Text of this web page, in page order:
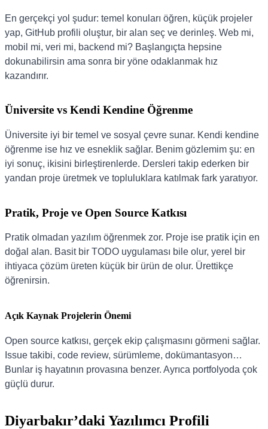
En gerçekçi yol şudur: temel konuları öğren, küçük projeler
yap, GitHub profili oluştur, bir alan seç ve derinleş. Web mi,
mobil mi, veri mi, backend mi? Başlangıçta hepsine
dokunabilirsin ama sonra bir yöne odaklanmak hız
kazandırır.
Üniversite vs Kendi Kendine Öğrenme
Üniversite iyi bir temel ve sosyal çevre sunar. Kendi kendine
öğrenme ise hız ve esneklik sağlar. Benim gözlemim şu: en
iyi sonuç, ikisini birleştirenlerde. Dersleri takip ederken bir
yandan proje üretmek ve topluluklara katılmak fark yaratıyor.
Pratik, Proje ve Open Source Katkısı
Pratik olmadan yazılım öğrenmek zor. Proje ise pratik için en
doğal alan. Basit bir TODO uygulaması bile olur, yerel bir
ihtiyaca çözüm üreten küçük bir ürün de olur. Ürettikçe
öğrenirsin.
Açık Kaynak Projelerin Önemi
Open source katkısı, gerçek ekip çalışmasını görmeni sağlar.
Issue takibi, code review, sürümleme, dokümantasyon…
Bunlar iş hayatının provasına benzer. Ayrıca portfolyoda çok
güçlü durur.
Diyarbakır’daki Yazılımcı Profili